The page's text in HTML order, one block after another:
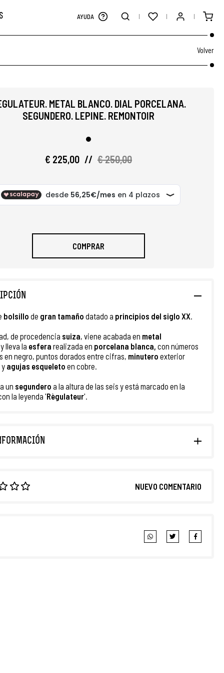
AYUDA
Volver
METAL BLANCO. DIAL PORCELANA.
SEGUNDERO. LEPINE. REMONTOIR
€ 225,00 // € 250,00
COMPRAR
bolsillo de gran tamaño datado a principios del siglo XX.
de procedencia suiza, viene acabada en metal
y lleva la esfera realizada en porcelana blanca, con números
en negro, puntos dorados entre cifras, minutero exterior
agujas esqueleto en cobre.
un segundero a la altura de las seis y está marcado en la
la leyenda 'Règulateur'.
NUEVO COMENTARIO